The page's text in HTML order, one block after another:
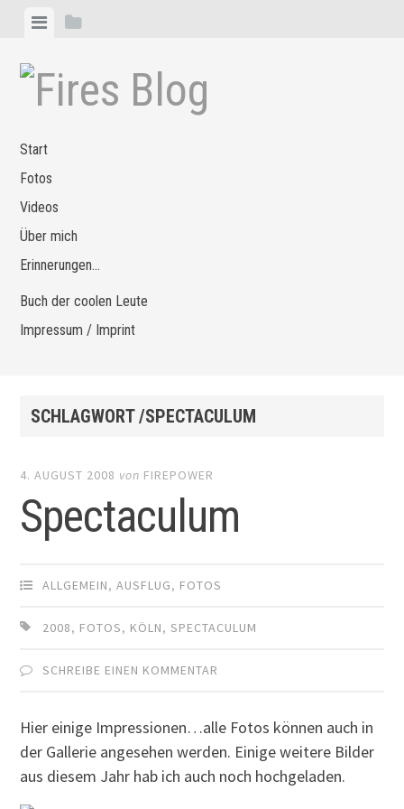
Zum
springen
MenüSeitenleiste
Start
Fotos
Videos
Über mich
Erinnerungen…
Buch der coolen Leute
Impressum / Imprint
SCHLAGWORT /SPECTACULUM
4. AUGUST 2008 von FIREPOWER
Spectaculum
ALLGEMEIN,AUSFLUG, FOTOS
2008, FOTOS, KÖLN,SPECTACULUM
SCHREIBE EINEN KOMMENTAR
Hier einige Impressionen…alle Fotos können auch in
der Gallerie angesehen werden. Einige weitere Bilder
aus diesem Jahr hab ich auch noch hochgeladen.